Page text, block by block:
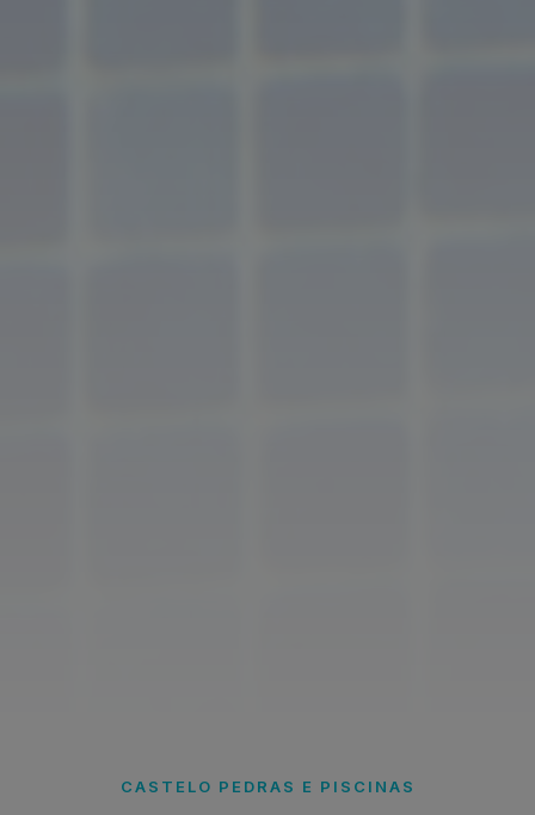
CASTELO PEDRAS E PISCINAS